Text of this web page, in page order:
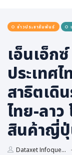
ธุรกิจ, สังคม
เศรษฐกิจ, การเงิน
พลังงาน, สิ่งแวดล้
ยานยนต์
ขนส่ง
การงาน, อาชีพ
กิจกรรม
ข่าวประชาสัมพันธ์
เอ็นเอ็ก
ประเทศ
สาธิตเดิ
ไทย-ลา
สินค้าญี่
Dataxet Infoque...